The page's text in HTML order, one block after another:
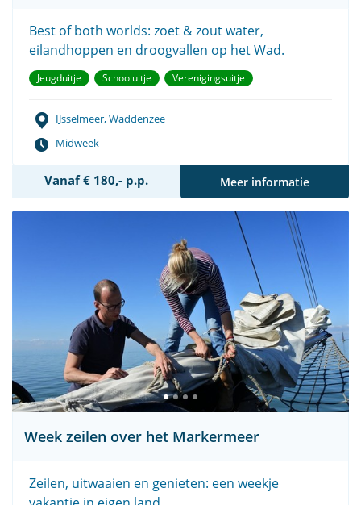
Best of both worlds: zoet & zout water,
eilandhoppen en droogvallen op het Wad.
Jeugduitje Schooluitje Verenigingsuitje
IJsselmeer, Waddenzee
Midweek
Vanaf € 180,- p.p. Meer informatie
Week zeilen over het Markermeer
Zeilen, uitwaaien en genieten: een weekje